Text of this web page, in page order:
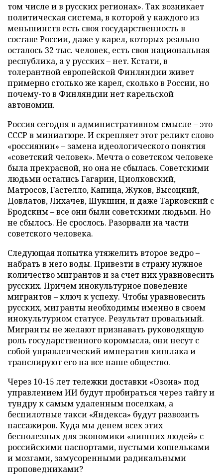
том числе и в русских регионах». Так возникает
политическая система, в которой у каждого из
меньшинств есть своя государственность в
составе России, даже у карел, которых реально
осталось 32 тыс. человек, есть своя национальная
республика, а у русских – нет. Кстати, в
толерантной европейской Финляндии живет
примерно столько же карел, сколько в России, но
почему-то в Финляндии нет карельской
автономии.
Россия сегодня в административном смысле – это
СССР в миниатюре. И скрепляет этот реликт слово
«россиянин» – замена идеологического понятия
«советский человек». Мечта о советском человеке
была прекрасной, но она не сбылась. Советскими
людьми остались Гагарин, Циолковский,
Матросов, Гастелло, Капица, Жуков, Высоцкий,
Довлатов, Лихачев, Шукшин, и даже Тарковский с
Бродским – все они были советскими людьми. Но
не сбылось. Не срослось. Разорвали на части
советского человека.
Следующая попытка утяжелить второе ведро –
набрать в него воды. Привезти в страну нужное
количество мигрантов и за счет них уравновесить
русских. Причем инокультурное поведение
мигрантов – ключ к успеху. Чтобы уравновесить
русских, мигранты необходимы именно в своем
инокультурном статусе. Результат провальный.
Мигранты не желают признавать руководящую
роль государственного коромысла, они несут с
собой управленческий императив кишлака и
транслируют его на все наше общество.
Через 10-15 лет тележки доставки «Озона» под
управлением ИИ будут пробираться через тайгу и
тундру к самым удаленным поселкам, а
беспилотные такси «Яндекса» будут развозить
пассажиров. Куда мы денем всех этих
бесполезных для экономики «лишних людей» с
российскими паспортами, пустыми кошельками
и мозгами, замусоренными радикальными
проповедниками?